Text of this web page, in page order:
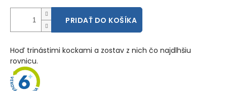
PRIDAŤ DO KOŠÍKA
Hoď trinástimi kockami a zostav z nich čo najdlhšiu
rovnicu.